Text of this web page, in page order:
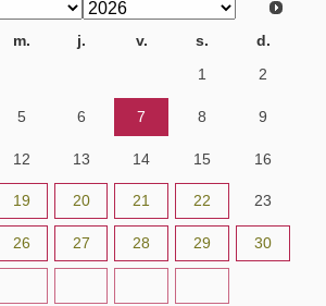
m. j. v. s.
d.
1 2
5 6 7 8 9
12 13 14 15 16
19 20 21 22 23
26 27 28 29 30